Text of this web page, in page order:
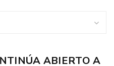
ABIERTO A